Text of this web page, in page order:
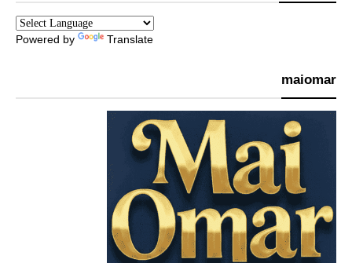
Powered by Translate
maiomar